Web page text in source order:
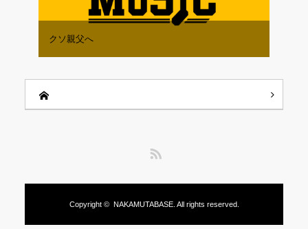
クソ親父へ
Copyright © NAKAMUTABASE. All rights reserved.